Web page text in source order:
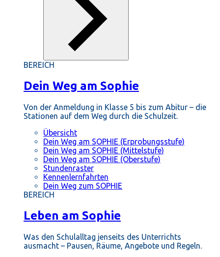
BEREICH
Dein Weg am Sophie
Von der Anmeldung in Klasse 5 bis zum Abitur – die
Stationen auf dem Weg durch die Schulzeit.
Übersicht
Dein Weg am SOPHIE (Erprobungsstufe)
Dein Weg am SOPHIE (Mittelstufe)
Dein Weg am SOPHIE (Oberstufe)
Stundenraster
Kennenlernfahrten
Dein Weg zum SOPHIE
BEREICH
Leben am Sophie
Was den Schulalltag jenseits des Unterrichts
ausmacht – Pausen, Räume, Angebote und Regeln.